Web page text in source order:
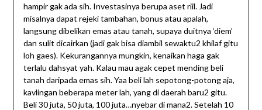
hampir gak ada sih. Investasinya berupa aset riil. Jadi
misalnya dapat rejeki tambahan, bonus atau apalah,
langsung dibelikan emas atau tanah, supaya duitnya ‘diem’
dan sulit dicairkan (jadi gak bisa diambil sewaktu2 khilaf gitu
loh gaes). Kekurangannya mungkin, kenaikan haga gak
terlalu dahsyat yah. Kalau mau agak cepet mending beli
tanah daripada emas sih. Yaa beli lah sepotong-potong aja,
kavlingan beberapa meter lah, yang di daerah baru2 gitu.
Beli 30 juta, 50 juta, 100 juta…nyebar di mana2. Setelah 10